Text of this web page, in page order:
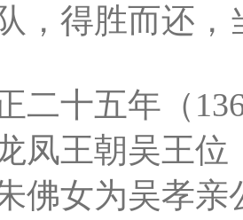
，得胜而还，
二十五年（
凤王朝吴王位
佛女为吴孝亲